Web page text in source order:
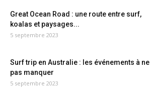
Great Ocean Road : une route entre surf,
koalas et paysages...
5 septembre 2023
Surf trip en Australie : les événements à ne
pas manquer
5 septembre 2023